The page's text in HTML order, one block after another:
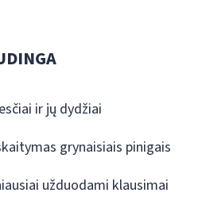
ir jų dydžiai
grynaisiais pinigais
užduodami klausimai